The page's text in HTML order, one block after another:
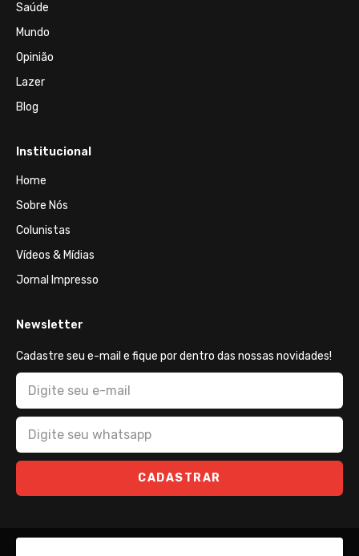
Saúde
Mundo
Opinião
Lazer
Blog
Institucional
Home
Sobre Nós
Colunistas
Vídeos & Mídias
Jornal Impresso
Newsletter
Cadastre seu e-mail e fique por dentro das nossas novidades!
CADASTRAR